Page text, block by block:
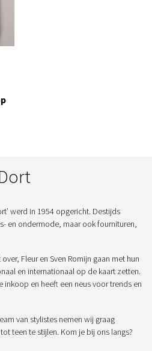
werd in 1954 opgericht. Destijds
en ondermode, maar ook fournituren,
Fleur en Sven Romijn gaan met hun
en internationaal op de kaart zetten.
inkoop en heeft een neus voor trends en
van stylistes nemen wij graag
teen te stijlen. Kom je bij ons langs?